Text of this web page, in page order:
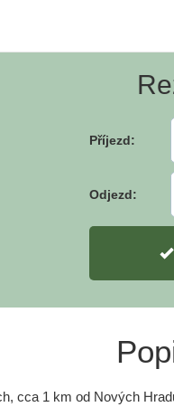
Příjezd:
Odjezd:
cca 1 km od Nových